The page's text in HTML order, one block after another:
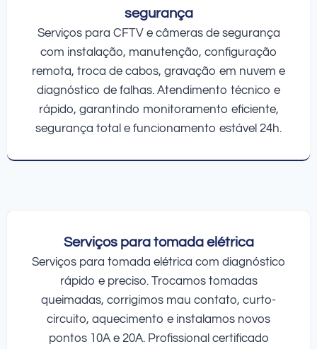
segurança
Serviços para CFTV e câmeras de segurança
com instalação, manutenção, configuração
remota, troca de cabos, gravação em nuvem e
diagnóstico de falhas. Atendimento técnico e
rápido, garantindo monitoramento eficiente,
segurança total e funcionamento estável 24h.
Serviços para tomada elétrica
Serviços para tomada elétrica com diagnóstico
rápido e preciso. Trocamos tomadas
queimadas, corrigimos mau contato, curto-
circuito, aquecimento e instalamos novos
pontos 10A e 20A. Profissional certificado